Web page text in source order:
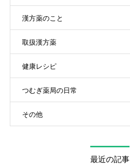
漢方薬のこと
取扱漢方薬
健康レシピ
つむぎ薬局の日常
その他
最近の記事